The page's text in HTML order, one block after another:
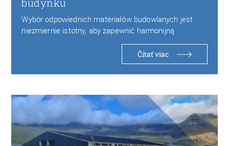
Wybór odpowiednich materiałów budowlanych jest
niezmiernie istotny, aby zapewnić harmonijną
kompozycję z otoczeniem oraz spełnić…
Čítať viac